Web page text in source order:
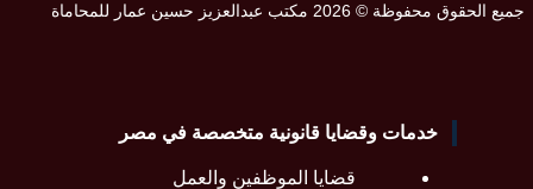
جميع الحقوق محفوظة © 2026 مكتب عبدالعزيز حسين عمار للمحاماة
خدمات وقضايا قانونية متخصصة في مصر
قضايا الموظفين والعمل